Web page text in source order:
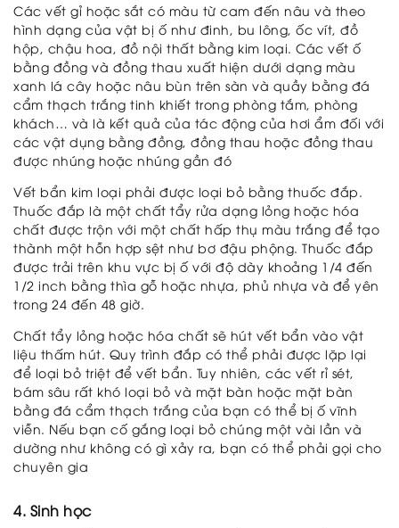
Các vết gỉ hoặc sắt có màu từ cam đến nâu và theo
hình dạng của vật bị ố như đinh, bu lông, ốc vít, đồ
hộp, chậu hoa, đồ nội thất bằng kim loại. Các vết ố
bằng đồng và đồng thau xuất hiện dưới dạng màu
xanh lá cây hoặc nâu bùn trên sàn và quầy bằng đá
cẩm thạch trắng tinh khiết trong phòng tắm, phòng
khách… và là kết quả của tác động của hơi ẩm đối với
các vật dụng bằng đồng, đồng thau hoặc đồng thau
được nhúng hoặc nhúng gần đó
Vết bẩn kim loại phải được loại bỏ bằng thuốc đắp.
Thuốc đắp là một chất tẩy rửa dạng lỏng hoặc hóa
chất được trộn với một chất hấp thụ màu trắng để tạo
thành một hỗn hợp sệt như bơ đậu phộng. Thuốc đắp
được trải trên khu vực bị ố với độ dày khoảng 1/4 đến
1/2 inch bằng thìa gỗ hoặc nhựa, phủ nhựa và để yên
trong 24 đến 48 giờ.
Chất tẩy lỏng hoặc hóa chất sẽ hút vết bẩn vào vật
liệu thấm hút. Quy trình đắp có thể phải được lặp lại
để loại bỏ triệt để vết bẩn. Tuy nhiên, các vết rỉ sét,
bám sâu rất khó loại bỏ và mặt bàn hoặc mặt bàn
bằng đá cẩm thạch trắng của bạn có thể bị ố vĩnh
viễn. Nếu bạn cố gắng loại bỏ chúng một vài lần và
dường như không có gì xảy ra, bạn có thể phải gọi cho
chuyên gia
4. Sinh học